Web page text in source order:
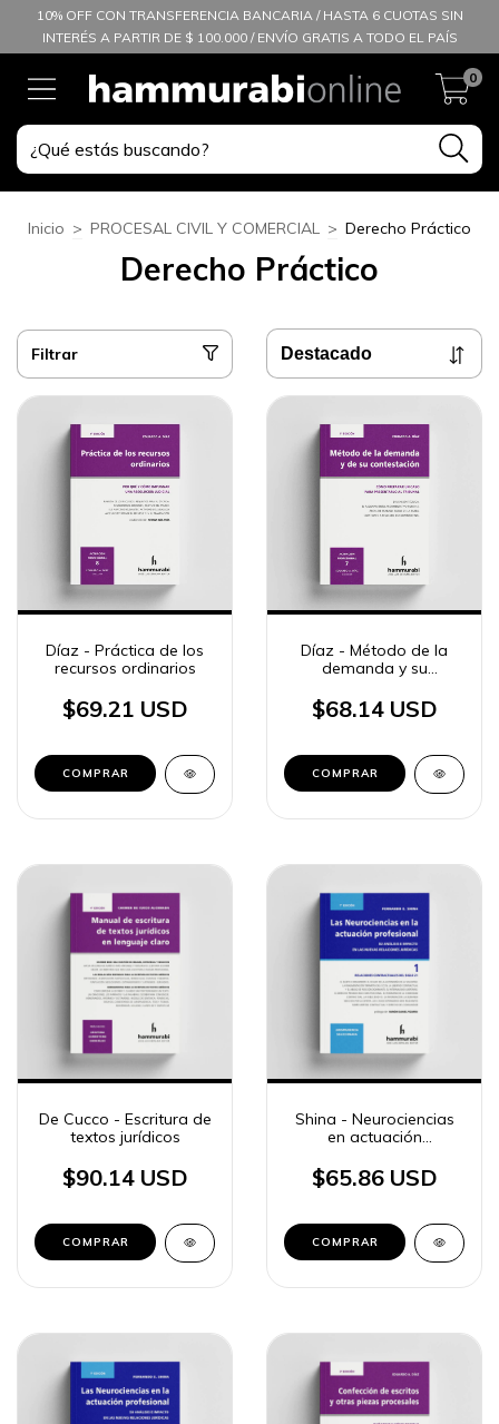
10% OFF CON TRANSFERENCIA BANCARIA / HASTA 6 CUOTAS SIN
INTERÉS A PARTIR DE $ 100.000 / ENVÍO GRATIS A TODO EL PAÍS
0
Inicio > PROCESAL CIVIL Y COMERCIAL > Derecho Práctico
Derecho Práctico
Filtrar
Díaz - Práctica de los
recursos ordinarios
$69.21 USD
COMPRAR
Díaz - Método de la
demanda y su
$68.14 USD
COMPRAR
De Cucco - Escritura de
textos jurídicos
$90.14 USD
COMPRAR
Shina - Neurociencias
en actuación
$65.86 USD
COMPRAR